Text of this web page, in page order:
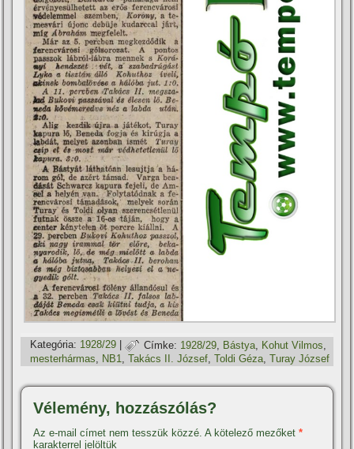
Kategória: 1928/29 | Címke: 1928/29 Bástya Kohut Vilmos
mesterhármas, NB1,Takács II. József,Toldi Géza,Turay József
Vélemény, hozzászólás?
Az e-mail címet nem tesszük közzé. A kötelező mezőket*
karakterrel jelöltük